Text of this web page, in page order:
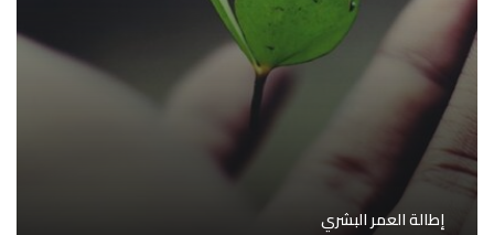
إطالة العمر البشري